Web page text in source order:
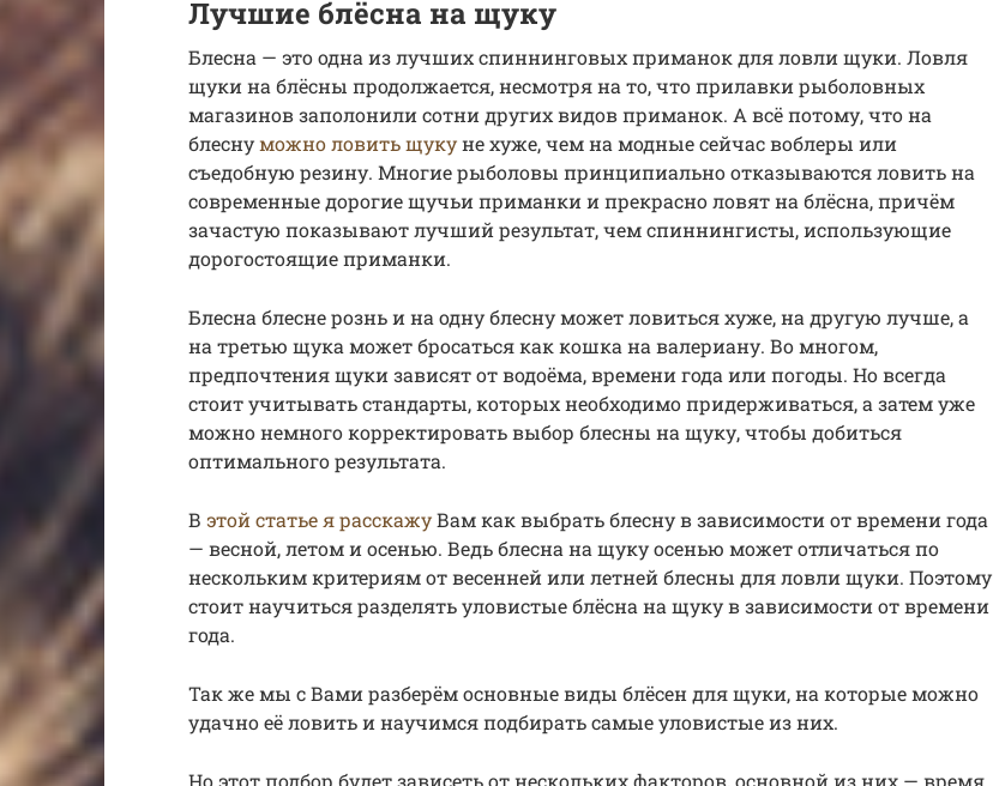
Лучшие блёсна на щуку
Блесна — это одна из лучших спиннинговых приманок для ловли щуки. Ловля
щуки на блёсны продолжается, несмотря на то, что прилавки рыболовных
магазинов заполонили сотни других видов приманок. А всё потому, что на
блеснуможно ловить щукуне хуже, чем на модные сейчас воблеры или
съедобную резину. Многие рыболовы принципиально отказываются ловить на
современные дорогие щучьи приманки и прекрасно ловят на блёсна, причём
зачастую показывают лучший результат, чем спиннингисты, использующие
дорогостоящие приманки.
Блесна блесне рознь и на одну блесну может ловиться хуже, на другую лучше, а
на третью щука может бросаться как кошка на валериану. Во многом,
предпочтения щуки зависят от водоёма, времени года или погоды. Но всегда
стоит учитывать стандарты, которых необходимо придерживаться, а затем уже
можно немного корректировать выбор блесны на щуку, чтобы добиться
оптимального результата.
В этой статье я расскажуВам как выбрать блесну в зависимости от времени года
— весной, летом и осенью. Ведь блесна на щуку осенью может отличаться по
нескольким критериям от весенней или летней блесны для ловли щуки. Поэтому
стоит научиться разделять уловистые блёсна на щуку в зависимости от времени
года.
Так же мы с Вами разберём основные виды блёсен для щуки, на которые можно
удачно её ловить и научимся подбирать самые уловистые из них.
Но этот подбор будет зависеть от нескольких факторов, основной из них — время